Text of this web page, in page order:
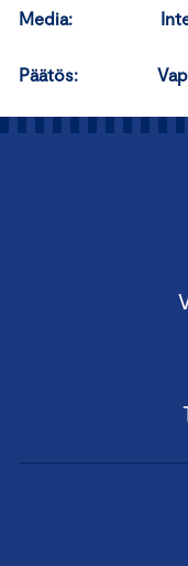
Media: Internet
Päätös: